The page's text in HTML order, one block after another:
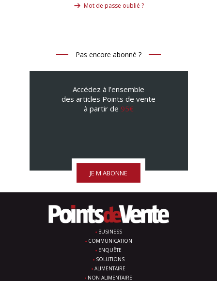
Mot de passe oublié ?
Pas encore abonné ?
Accédez à l’ensemble
des articles Points de vente
à partir de 95€
JE M'ABONNE
BUSINESS
COMMUNICATION
ENQUÊTE
SOLUTIONS
ALIMENTAIRE
NON ALIMENTAIRE